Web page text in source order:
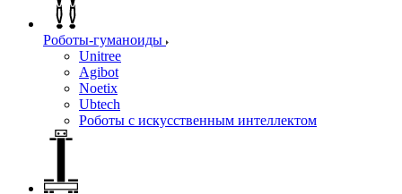
Роботы-гуманоиды
Unitree
Agibot
Noetix
Ubtech
Роботы с искусственным интеллектом